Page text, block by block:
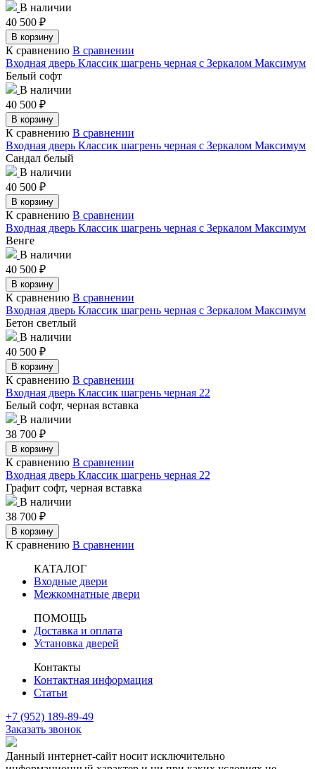
В наличии
40 500 ₽
В корзину
К сравнению В сравнении
Входная дверь Классик шагрень черная с Зеркалом Максимум
Белый софт
В наличии
40 500 ₽
В корзину
К сравнению В сравнении
Входная дверь Классик шагрень черная с Зеркалом Максимум
Сандал белый
В наличии
40 500 ₽
В корзину
К сравнению В сравнении
Входная дверь Классик шагрень черная с Зеркалом Максимум
Венге
В наличии
40 500 ₽
В корзину
К сравнению В сравнении
Входная дверь Классик шагрень черная с Зеркалом Максимум
Бетон светлый
В наличии
40 500 ₽
В корзину
К сравнению В сравнении
Входная дверь Классик шагрень черная 22
Белый софт, черная вставка
В наличии
38 700 ₽
В корзину
К сравнению В сравнении
Входная дверь Классик шагрень черная 22
Графит софт, черная вставка
В наличии
38 700 ₽
В корзину
К сравнению В сравнении
КАТАЛОГ
Входные двери
Межкомнатные двери
ПОМОЩЬ
Доставка и оплата
Установка дверей
Контакты
Контактная информация
Статьи
+7 (952) 189-89-49
Заказать звонок
Данный интернет-сайт носит исключительно